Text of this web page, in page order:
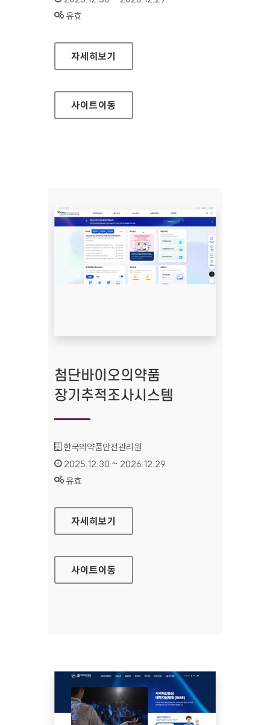
상태 :
유효
보건복지부 면허민원안내
자세히보기
사이트이동
첨단바이오의약품
장기추적조사시스템
기관명 :
한국의약품안전관리원
인증기간 :
2025.12.30 ~ 2026.12.29
상태 :
유효
첨단바이오의약품 장기추적조사시스템
자세히보기
사이트이동